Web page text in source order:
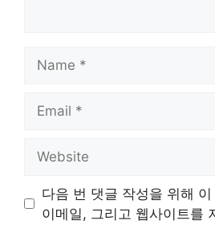
다음 번 댓글 작성을 위해
이메일, 그리고 웹사이트를